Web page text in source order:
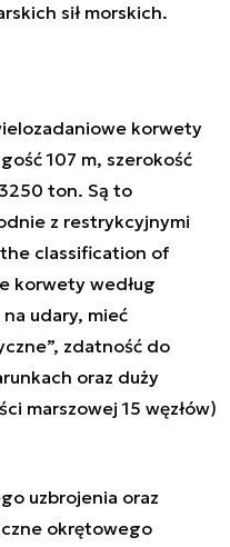
sił morskich.
korwety
107 m, szerokość
ton. Są to
z restrykcyjnymi
classification of
korwety według
udary, mieć
zdatność do
oraz duży
marszowej 15 węzłów)
uzbrojenia oraz
okrętowego